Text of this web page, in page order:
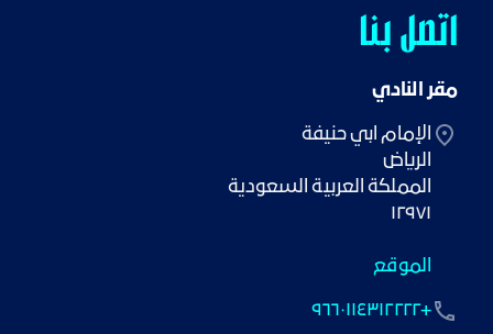
اتصل بنا
مقر النادي
١٢٩٧١
الموقع
+٩٦٦٠١١٤٣١٢٢٢٢